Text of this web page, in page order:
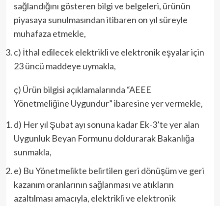
sağlandığını gösteren bilgi ve belgeleri, ürünün
piyasaya sunulmasından itibaren on yıl süreyle
muhafaza etmekle,
c) İthal edilecek elektrikli ve elektronik eşyalar için
23 üncü maddeye uymakla,
ç) Ürün bilgisi açıklamalarında “AEEE
Yönetmeliğine Uygundur” ibaresine yer vermekle,
d) Her yıl Şubat ayı sonuna kadar Ek-3’te yer alan
Uygunluk Beyan Formunu doldurarak Bakanlığa
sunmakla,
e) Bu Yönetmelikte belirtilen geri dönüşüm ve geri
kazanım oranlarının sağlanması ve atıkların
azaltılması amacıyla, elektrikli ve elektronik